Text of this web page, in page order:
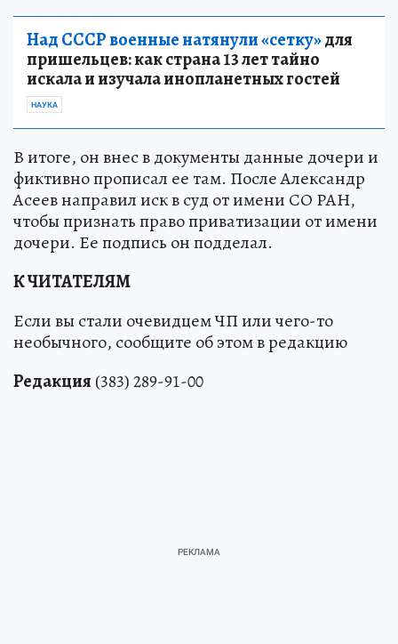
Над СССР военные натянули «сетку»для
пришельцев: как страна 13 лет тайно
искала и изучала инопланетных гостей
НАУКА
В итоге, он внес в документы данные дочери и
фиктивно прописал ее там. После Александр
Асеев направил иск в суд от имени СО РАН,
чтобы признать право приватизации от имени
дочери. Ее подпись он подделал.
К ЧИТАТЕЛЯМ
Если вы стали очевидцем ЧП или чего-то
необычного, сообщите об этом в редакцию
Редакция (383) 289-91-00